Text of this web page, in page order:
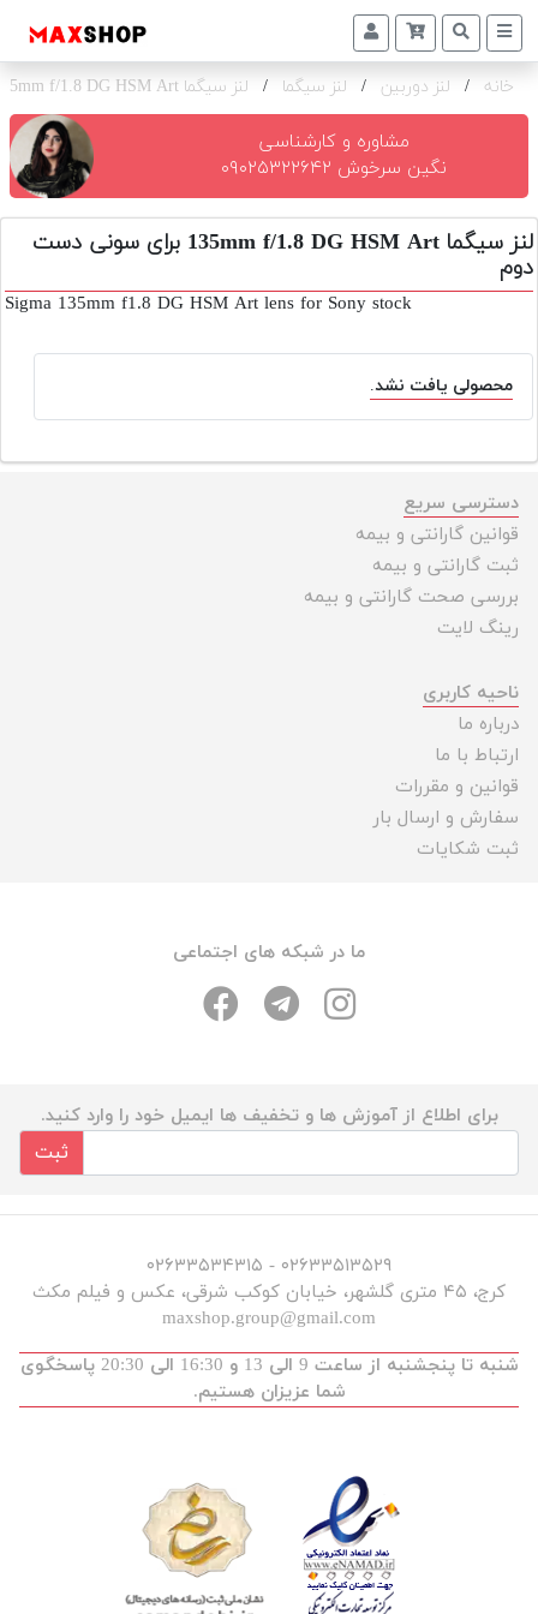
دوربین
و
تجهیزات
و
اکسسوری
بازار
خرید
اقساطی
دوربین
و
تجهیزات
مکث
پلاس
افزودن
محصول
دست
دوم
لیست
قیمت
دوربین
خانه / لنز دوربین / لنز سیگما / لنز سیگما 135mm f/1.8 DG HSM Art برای سونی
مشاوره و کارشناسی
نگین سرخوش ۰۹۰۲۵۳۲۲۶۴۲
لنز سیگما 135mm f/1.8 DG HSM Art برای سونی دست
دوم
Sigma 135mm f1.8 DG HSM Art lens for Sony stock
محصولی یافت نشد.
دسترسی سریع
قوانین گارانتی و بیمه
ثبت گارانتی و بیمه
بررسی صحت گارانتی و بیمه
رینگ لایت
ناحیه کاربری
درباره ما
ارتباط با ما
قوانین و مقررات
سفارش و ارسال بار
ثبت شکایات
ما در شبکه های اجتماعی
برای اطلاع از آموزش ها و تخفیف ها ایمیل خود را وارد کنید.
ثبت
۰۲۶۳۳۵۱۳۵۲۹ - ۰۲۶۳۳۵۳۴۳۱۵
کرج، ۴۵ متری گلشهر، خیابان کوکب شرقی، عکس و فیلم مکث
maxshop.group@gmail.com
شنبه تا پنجشنبه از ساعت 9 الی 13 و 16:30 الی 20:30 پاسخگوی
شما عزیزان هستیم.